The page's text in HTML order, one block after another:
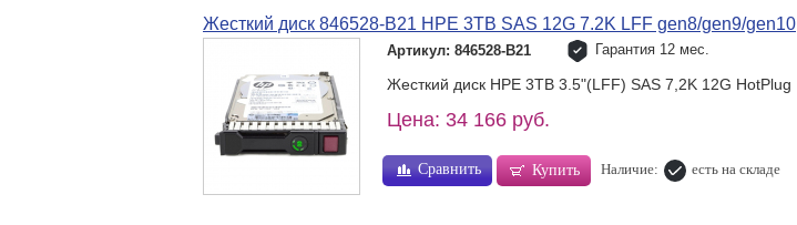
Жесткий диск 846528-B21 HPE 3TB SAS 12G 7.2K LFF gen8/gen9/gen10
Артикул: 846528-B21 Гарантия 12 мес.
Жесткий диск HPE 3TB 3.5"(LFF) SAS 7,2K 12G HotPlug
Цена: 34 166 руб.
Сравнить Купить Наличие: есть на складе